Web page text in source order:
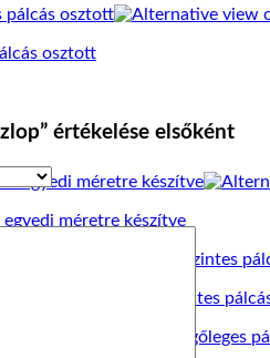
osztott
méretre készítve
méretre készítve vízszintes
értékelése elsőként